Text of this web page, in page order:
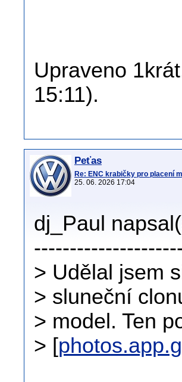
Upraveno
15:11).
Peťas
Re: ENC krabičky pro placení
25. 06. 2026 17:04
dj_Paul
> Udělal jsem
> sluneční
> model. Ten
> [